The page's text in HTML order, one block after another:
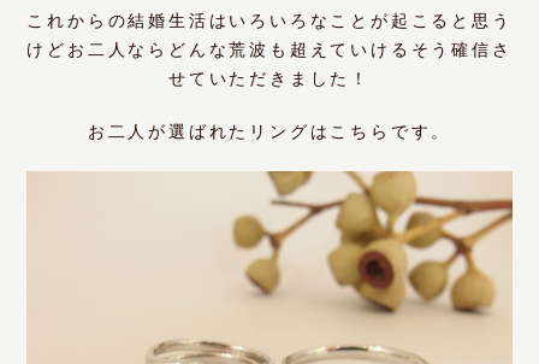
これからの結婚生活はいろいろなことが起こると思う
けどお二人ならどんな荒波も超えていけるそう確信さ
せていただきました！
お二人が選ばれたリングはこちらです。